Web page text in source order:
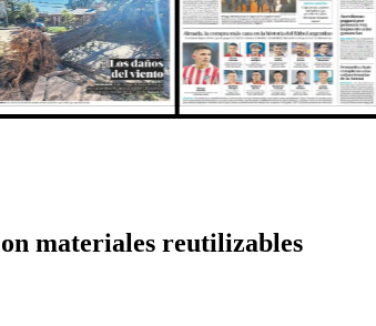
materiales reutilizables